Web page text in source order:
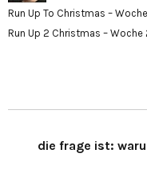
Run Up To Christmas –
Run Up 2 Christmas – Woche
die frage ist: